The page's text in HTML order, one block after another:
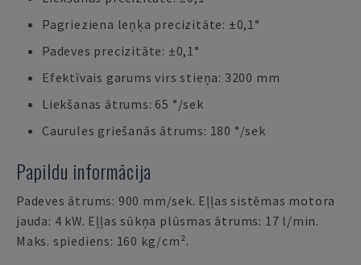
Pagrieziena leņķa precizitāte: ±0,1°
Padeves precizitāte: ±0,1°
Efektīvais garums virs stieņa: 3200 mm
Liekšanas ātrums: 65 °/sek
Caurules griešanās ātrums: 180 °/sek
Papildu informācija
Padeves ātrums: 900 mm/sek. Eļļas sistēmas motora
jauda: 4 kW. Eļļas sūkņa plūsmas ātrums: 17 l/min.
Maks. spiediens: 160 kg/cm².